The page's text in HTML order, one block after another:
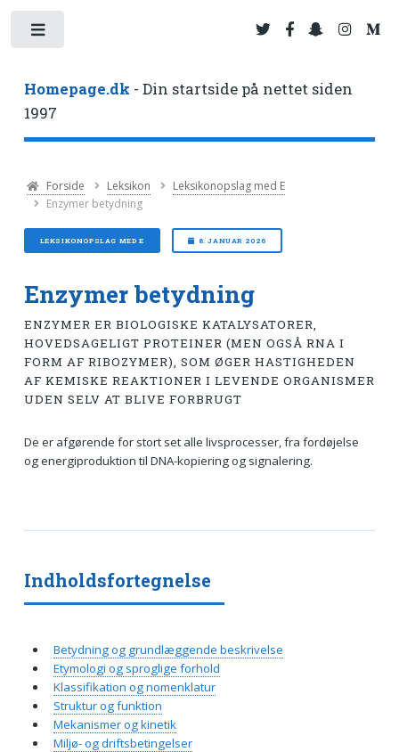
Homepage.dk - Din startside på nettet siden
1997
Forside Leksikon
Leksikonopslag med E
Enzymer betydning
LEKSIKONOPSLAG MED E 8. JANUAR 2026
Enzymer betydning
ENZYMER ER BIOLOGISKE KATALYSATORER,
HOVEDSAGELIGT PROTEINER (MEN OGSÅ RNA I
FORM AF RIBOZYMER), SOM ØGER HASTIGHEDEN
AF KEMISKE REAKTIONER I LEVENDE ORGANISMER
UDEN SELV AT BLIVE FORBRUGT
De er afgørende for stort set alle livsprocesser, fra fordøjelse
og energiproduktion til DNA-kopiering og signalering.
Indholdsfortegnelse
Betydning og grundlæggende beskrivelse
Etymologi og sproglige forhold
Klassifikation og nomenklatur
Struktur og funktion
Mekanismer og kinetik
Miljø- og driftsbetingelser